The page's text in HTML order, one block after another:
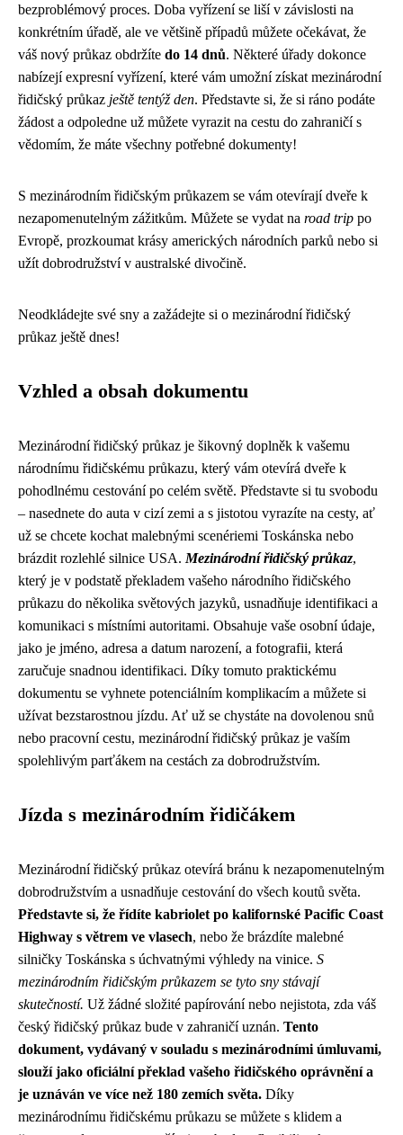
bezproblémový proces. Doba vyřízení se liší v závislosti na
konkrétním úřadě, ale ve většině případů můžete očekávat, že
váš nový průkaz obdržíte do 14 dnů. Některé úřady dokonce
nabízejí expresní vyřízení, které vám umožní získat mezinárodní
řidičský průkaz ještě tentýž den. Představte si, že si ráno podáte
žádost a odpoledne už můžete vyrazit na cestu do zahraničí s
vědomím, že máte všechny potřebné dokumenty!
S mezinárodním řidičským průkazem se vám otevírají dveře k
nezapomenutelným zážitkům. Můžete se vydat na road trip po
Evropě, prozkoumat krásy amerických národních parků nebo si
užít dobrodružství v australské divočině.
Neodkládejte své sny a zažádejte si o mezinárodní řidičský
průkaz ještě dnes!
Vzhled a obsah dokumentu
Mezinárodní řidičský průkaz je šikovný doplněk k vašemu
národnímu řidičskému průkazu, který vám otevírá dveře k
pohodlnému cestování po celém světě. Představte si tu svobodu
– nasednete do auta v cizí zemi a s jistotou vyrazíte na cesty, ať
už se chcete kochat malebnými scenériemi Toskánska nebo
brázdit rozlehlé silnice USA. Mezinárodní řidičský průkaz,
který je v podstatě překladem vašeho národního řidičského
průkazu do několika světových jazyků, usnadňuje identifikaci a
komunikaci s místními autoritami. Obsahuje vaše osobní údaje,
jako je jméno, adresa a datum narození, a fotografii, která
zaručuje snadnou identifikaci. Díky tomuto praktickému
dokumentu se vyhnete potenciálním komplikacím a můžete si
užívat bezstarostnou jízdu. Ať už se chystáte na dovolenou snů
nebo pracovní cestu, mezinárodní řidičský průkaz je vaším
spolehlivým parťákem na cestách za dobrodružstvím.
Jízda s mezinárodním řidičákem
Mezinárodní řidičský průkaz otevírá bránu k nezapomenutelným
dobrodružstvím a usnadňuje cestování do všech koutů světa.
Představte si, že řídíte kabriolet po kalifornské Pacific Coast
Highway s větrem ve vlasech, nebo že brázdíte malebné
silničky Toskánska s úchvatnými výhledy na vinice. S
mezinárodním řidičským průkazem se tyto sny stávají
skutečností. Už žádné složité papírování nebo nejistota, zda váš
český řidičský průkaz bude v zahraničí uznán. Tento
dokument, vydávaný v souladu s mezinárodními úmluvami,
slouží jako oficiální překlad vašeho řidičského oprávnění a
je uznáván ve více než 180 zemích světa. Díky
mezinárodnímu řidičskému průkazu se můžete s klidem a